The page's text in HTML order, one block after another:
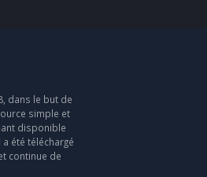
dans le but de
simple et
disponible
été téléchargé
continue de